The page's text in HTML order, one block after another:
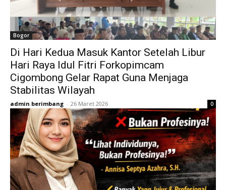
Bogor
Di Hari Kedua Masuk Kantor Setelah Libur
Hari Raya Idul Fitri Forkopimcam
Cigombong Gelar Rapat Guna Menjaga
Stabilitas Wilayah
admin berimbang - 26 Maret 2026 0